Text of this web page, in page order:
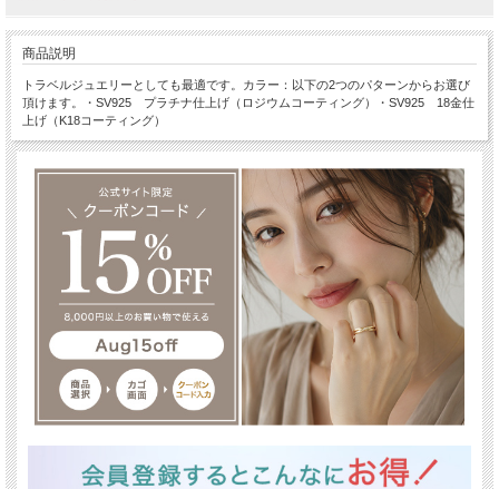
商品説明
トラベルジュエリーとしても最適です。カラー：以下の2つのパターンからお選び
頂けます。・SV925 プラチナ仕上げ（ロジウムコーティング）・SV925 18金仕
上げ（K18コーティング）